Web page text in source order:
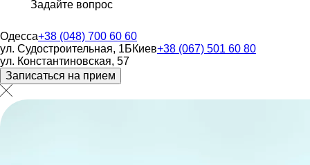
Задайте вопрос
Одесса+38 (048) 700 60 60
ул. Судостроительная, 1БКиев+38 (067) 501 60 80
ул. Константиновская, 57
Записаться на прием